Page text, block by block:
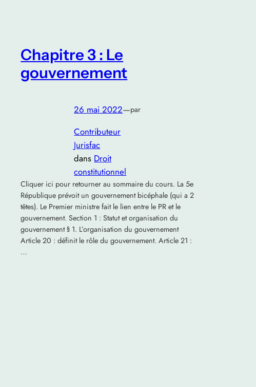
Chapitre 3 : Le
gouvernement
26 mai 2022—par
Contributeur
Jurisfac
dans Droit
constitutionnel
Cliquer ici pour retourner au sommaire du cours. La 5e
République prévoit un gouvernement bicéphale (qui a 2
têtes). Le Premier ministre fait le lien entre le PR et le
gouvernement. Section 1 : Statut et organisation du
gouvernement § 1. L’organisation du gouvernement
Article 20 : définit le rôle du gouvernement. Article 21 :
…